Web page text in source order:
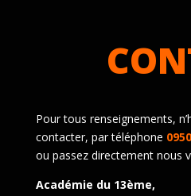
Pour tous renseignements,
contacter, par téléphone
ou passez directement nous
Académie du 13ème,